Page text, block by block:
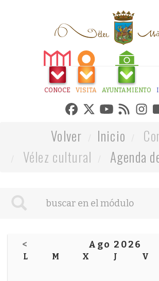
CONOCE VISITA AYUNTAMIENTO
Volver Inicio
Vélez cultural
Agenda
< Ago 2026
L M X J V